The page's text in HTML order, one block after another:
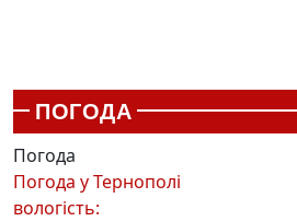
ПОГОДА
Погода
Погода уТернополі
вологість: